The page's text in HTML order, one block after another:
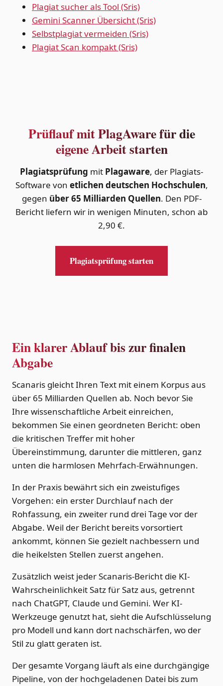
Plagiat sucher als Tool (Sris)
Gemini Scanner Übersicht (Sris)
Selbstplagiat vermeiden (Sris)
Plagiat Scan kompakt (Sris)
Prüflauf mit PlagAware für die
eigene Arbeit starten
Plagiatsprüfung mit Plagaware, der Plagiats-
Software von etlichen deutschen Hochschulen,
gegen über 65 Milliarden Quellen. Den PDF-
Bericht liefern wir in wenigen Minuten, schon ab
2,90 €.
Plagiatsprüfung starten
Ein klarer Ablauf bis zur finalen
Abgabe
Scanaris gleicht Ihren Text mit einem Korpus aus
über 65 Milliarden Quellen ab. Noch bevor Sie
Ihre wissenschaftliche Arbeit einreichen,
bekommen Sie einen geordneten Bericht: oben
die kritischen Treffer mit hoher
Übereinstimmung, darunter die mittleren, ganz
unten die harmlosen Mehrfach-Erwähnungen.
In der Praxis bewährt sich ein zweistufiges
Vorgehen: ein erster Durchlauf nach der
Rohfassung, ein zweiter rund drei Tage vor der
Abgabe. Weil der Bericht bereits vorsortiert
ankommt, können Sie gezielt nachbessern und
die heikelsten Stellen zuerst angehen.
Zusätzlich weist jeder Scanaris-Bericht die KI-
Wahrscheinlichkeit Satz für Satz aus, getrennt
nach ChatGPT, Claude und Gemini. Wer KI-
Werkzeuge genutzt hat, sieht die Aufschlüsselung
pro Modell und kann dort nachschärfen, wo der
Stil zu glatt geraten ist.
Der gesamte Vorgang läuft als eine durchgängige
Pipeline, von der hochgeladenen Datei bis zum